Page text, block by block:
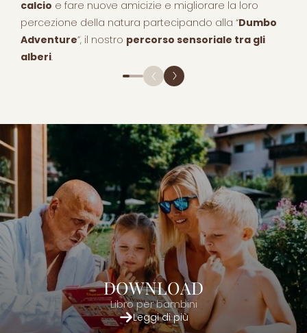
calcio e fare nuove amicizie e migliorare la loro
percezione della natura partecipando alla “Dumbo
Adventure”, il nostro percorso sensoriale tra gli
alberi.
DOWNLOAD
Libro per bambini
Leggi di più